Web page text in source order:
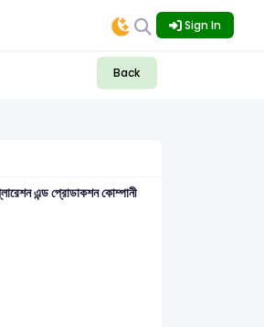
Sign In
Back
এন্ড প্রোডাকশন কোম্পানী